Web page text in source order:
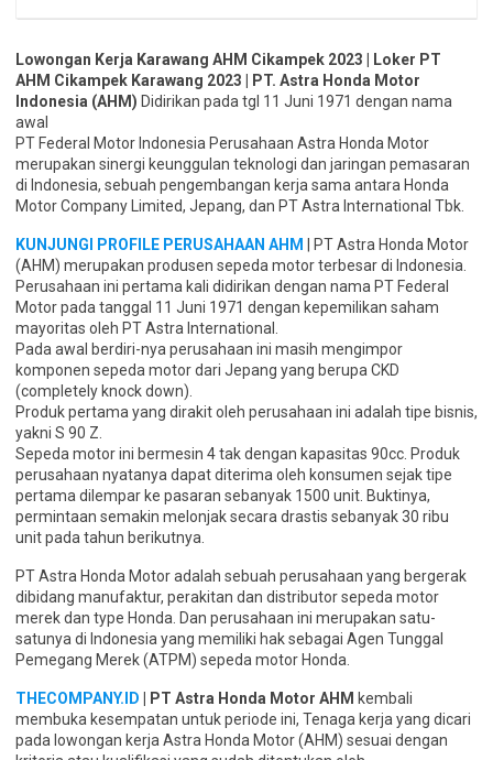
Lowongan Kerja Karawang AHM Cikampek 2023 | Loker PT
AHM Cikampek Karawang 2023 | PT. Astra Honda Motor
Indonesia (AHM) Didirikan pada tgl 11 Juni 1971 dengan nama
awal
PT Federal Motor Indonesia Perusahaan Astra Honda Motor
merupakan sinergi keunggulan teknologi dan jaringan pemasaran
di Indonesia, sebuah pengembangan kerja sama antara Honda
Motor Company Limited, Jepang, dan PT Astra International Tbk.
KUNJUNGI PROFILE PERUSAHAAN AHM
| PT Astra Honda Motor
(AHM) merupakan produsen sepeda motor terbesar di Indonesia.
Perusahaan ini pertama kali didirikan dengan nama PT Federal
Motor pada tanggal 11 Juni 1971 dengan kepemilikan saham
mayoritas oleh PT Astra International.
Pada awal berdiri-nya perusahaan ini masih mengimpor
komponen sepeda motor dari Jepang yang berupa CKD
(completely knock down).
Produk pertama yang dirakit oleh perusahaan ini adalah tipe bisnis,
yakni S 90 Z.
Sepeda motor ini bermesin 4 tak dengan kapasitas 90cc. Produk
perusahaan nyatanya dapat diterima oleh konsumen sejak tipe
pertama dilempar ke pasaran sebanyak 1500 unit. Buktinya,
permintaan semakin melonjak secara drastis sebanyak 30 ribu
unit pada tahun berikutnya.
PT Astra Honda Motor adalah sebuah perusahaan yang bergerak
dibidang manufaktur, perakitan dan distributor sepeda motor
merek dan type Honda. Dan perusahaan ini merupakan satu-
satunya di Indonesia yang memiliki hak sebagai Agen Tunggal
Pemegang Merek (ATPM) sepeda motor Honda.
THECOMPANY.ID | PT Astra Honda Motor AHM kembali
membuka kesempatan untuk periode ini, Tenaga kerja yang dicari
pada lowongan kerja Astra Honda Motor (AHM) sesuai dengan